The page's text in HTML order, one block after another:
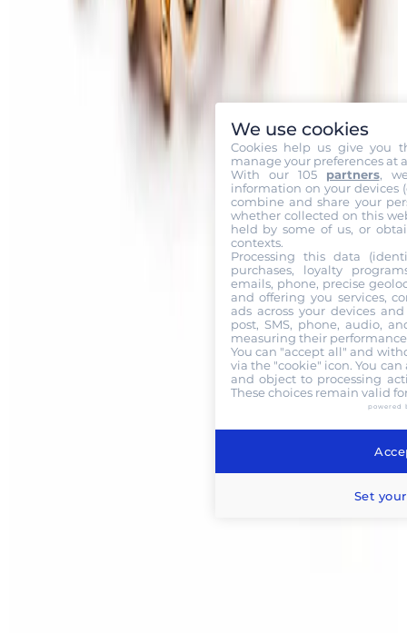
We use cookies
Cookies help us give you
manage your preferences at
With our 105 partners,
information on your devices
combine and share your
whether collected on this
held by some of us, or
contexts.
Processing this data
purchases, loyalty
emails, phone, precise
and offering you services,
ads across your devices
post, SMS, phone, audio,
measuring their
You can "accept all" and
via the "cookie" icon. You
and object to processing
These choices remain valid
powered
Set